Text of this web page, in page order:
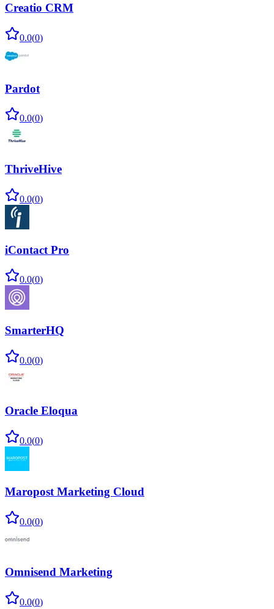
Creatio CRM
0.0(0)
Pardot
0.0(0)
ThriveHive
0.0(0)
iContact Pro
0.0(0)
SmarterHQ
0.0(0)
Oracle Eloqua
0.0(0)
Maropost Marketing Cloud
0.0(0)
Omnisend Marketing
0.0(0)